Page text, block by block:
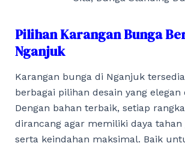
Pilihan Karangan Bunga
Nganjuk
Karangan bunga di Nganjuk
berbagai pilihan desain yang elegan
Dengan bahan terbaik, setiap
dirancang agar memiliki daya tahan
serta keindahan maksimal. Baik